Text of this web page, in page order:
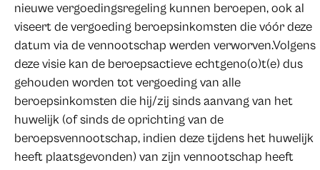
nieuwe vergoedingsregeling kunnen beroepen, ook al
viseert de vergoeding beroepsinkomsten die vóór deze
datum via de vennootschap werden verworven.Volgens
deze visie kan de beroepsactieve echtgeno(o)t(e) dus
gehouden worden tot vergoeding van alle
beroepsinkomsten die hij/zij sinds aanvang van het
huwelijk (of sinds de oprichting van de
beroepsvennootschap, indien deze tijdens het huwelijk
heeft plaatsgevonden) van zijn vennootschap heeft